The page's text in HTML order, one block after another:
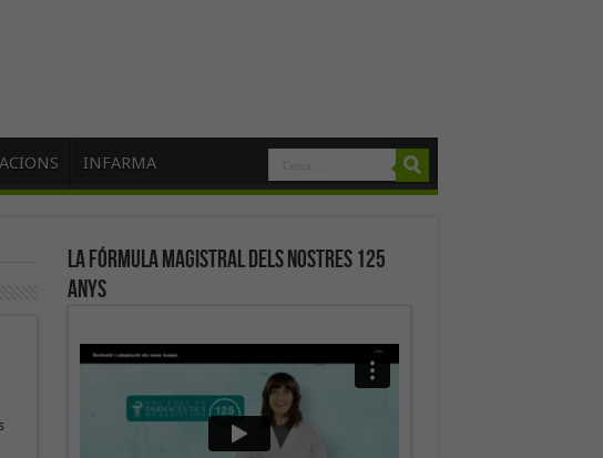
INFARMA
La fórmula magistral dels nostres 125
anys